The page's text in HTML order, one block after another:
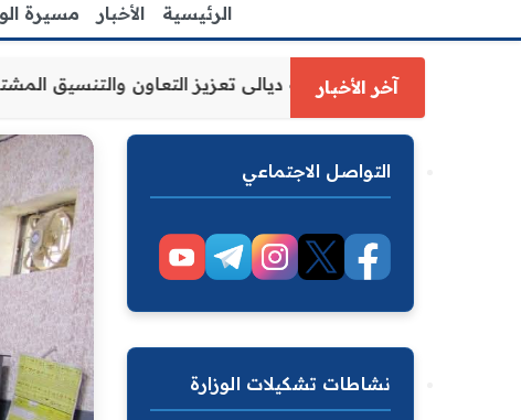
الرئيسية الأخبار مسيرة
آخر الأخبار
الاقدم يبحث مع رئيس مجلس محافظة ديالى تعزيز التعاون
التواصل الاجتماعي
نشاطات تشكيلات الوزارة